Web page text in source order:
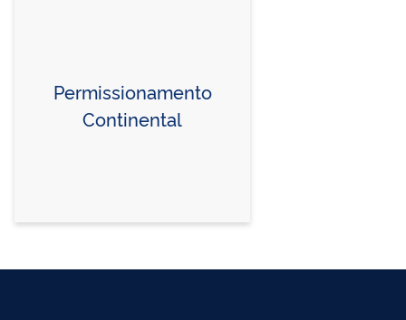
Permissionamento
Continental